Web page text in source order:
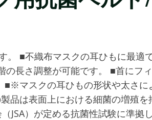
。 ■不織布マスクの耳ひもに最適
長さ調整が可能です。 ■首にフ
■※マスクの耳ひもの形状や太さに
品は表面上における細菌の増殖を
JSA）が定める抗菌性試験に準拠